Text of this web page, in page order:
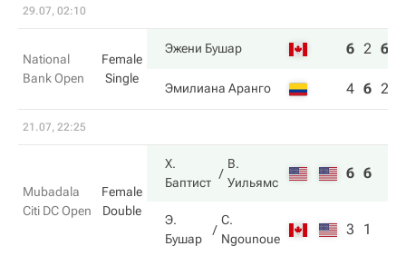
29.07, 02:10
National
Bank Open
Female
Single
Эжени Бушар 6 2 6
Эмилиана Аранго 4 6 2
21.07, 22:25
Mubadala
Citi DC Open
Female
Double
Х.
Баптист
В.
Уильямс
6 6
Э.
Бушар
C.
Ngounoue
3 1